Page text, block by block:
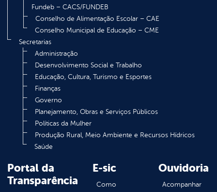
Fundeb – CACS/FUNDEB
Conselho de Alimentação Escolar – CAE
Conselho Municipal de Educação – CME
Secretarias
Administração
Desenvolvimento Social e Trabalho
Educação, Cultura, Turismo e Esportes
Finanças
Governo
Planejamento, Obras e Serviços Públicos
Políticas da Mulher
Produção Rural, Meio Ambiente e Recursos Hídricos
Saúde
Portal da
Transparência
E-sic
Como
Ouvidoria
Acompanhar